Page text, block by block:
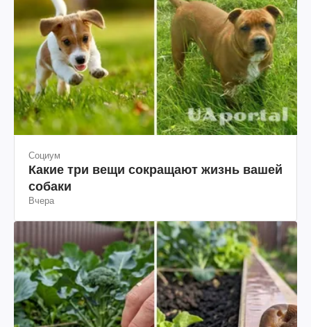
Социум
Какие три вещи сокращают жизнь вашей
собаки
Вчера